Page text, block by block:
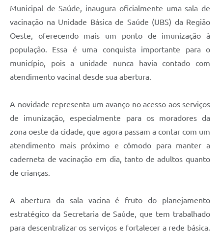
Municipal de Saúde, inaugura oficialmente uma sala de
vacinação na Unidade Básica de Saúde (UBS) da Região
Oeste, oferecendo mais um ponto de imunização à
população. Essa é uma conquista importante para o
município, pois a unidade nunca havia contado com
atendimento vacinal desde sua abertura.
A novidade representa um avanço no acesso aos serviços
de imunização, especialmente para os moradores da
zona oeste da cidade, que agora passam a contar com um
atendimento mais próximo e cômodo para manter a
caderneta de vacinação em dia, tanto de adultos quanto
de crianças.
A abertura da sala vacina é fruto do planejamento
estratégico da Secretaria de Saúde, que tem trabalhado
para descentralizar os serviços e fortalecer a rede básica.